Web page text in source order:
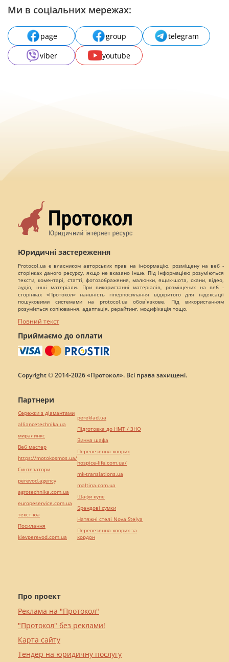
Ми в соціальних мережах:
page group
telegram
viber
youtube
Юридичні застереження
Protocol.ua є власником авторських прав на інформацію, розміщену на веб -
сторінках даного ресурсу, якщо не вказано інше. Під інформацією розуміються
тексти, коментарі, статті, фотозображення, малюнки, ящик-шота, скани, відео,
аудіо, інші матеріали. При використанні матеріалів, розміщених на веб -
сторінках «Протокол» наявність гіперпосилання відкритого для індексації
пошуковими системами на protocol.ua обов`язкове. Під використанням
розуміється копіювання, адаптація, рерайтинг, модифікація тощо.
Повний текст
Приймаємо до оплати
Copyright © 2014-2026 «Протокол». Всі права захищені.
Про проект
Реклама на "Протокол"
"Протокол" без реклами!
Карта сайту
Тендер на юридичну послугу
Партнери
Сережки з діамантами
alliancetechnika.ua
миралинкс
Веб мастер
https://motokosmos.ua/
Синтезатори
perevod.agency
agrotechnika.com.ua
europeservice.com.ua
текст юа
Посилання
kievperevod.com.ua
pereklad.ua
Підготовка до НМТ / ЗНО
Винна шафа
Перевезення хворих
hospice-life.com.ua/
mk-translations.ua
maltina.com.ua
Шафи купе
Брендові сумки
Натяжні стелі Nova Stelya
Перевезення хворих за
кордон